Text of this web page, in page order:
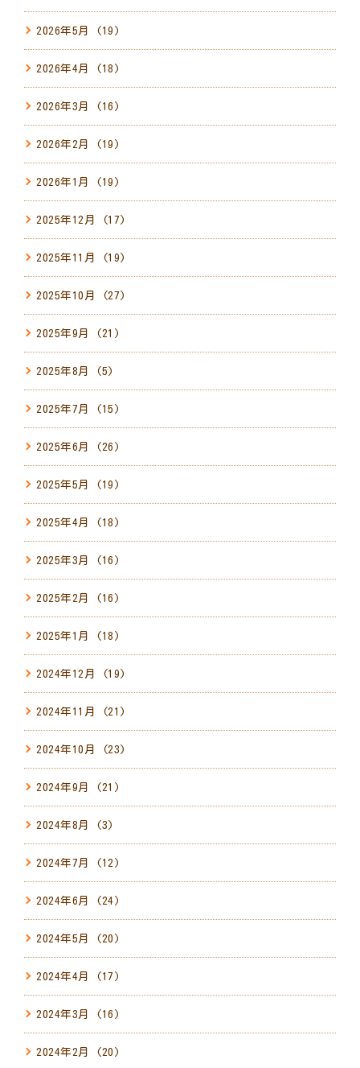
2026年5月 (19)
2026年4月 (18)
2026年3月 (16)
2026年2月 (19)
2026年1月 (19)
2025年12月 (17)
2025年11月 (19)
2025年10月 (27)
2025年9月 (21)
2025年8月 (5)
2025年7月 (15)
2025年6月 (26)
2025年5月 (19)
2025年4月 (18)
2025年3月 (16)
2025年2月 (16)
2025年1月 (18)
2024年12月 (19)
2024年11月 (21)
2024年10月 (23)
2024年9月 (21)
2024年8月 (3)
2024年7月 (12)
2024年6月 (24)
2024年5月 (20)
2024年4月 (17)
2024年3月 (16)
2024年2月 (20)